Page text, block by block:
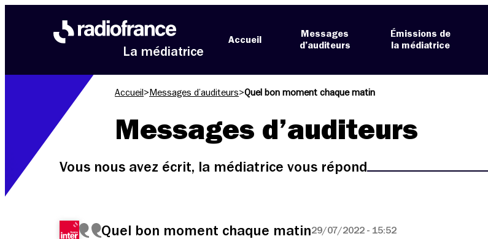
La médiatrice
Accueil
Messages
d’auditeurs
Émissions de
la médiatrice
Accueil > Messages d’auditeurs>Quel bon moment chaque matin
Messages d’auditeurs
Vous nous avez écrit, la médiatrice vous répond
Quel bon moment chaque matin29/07/2022 - 15:52